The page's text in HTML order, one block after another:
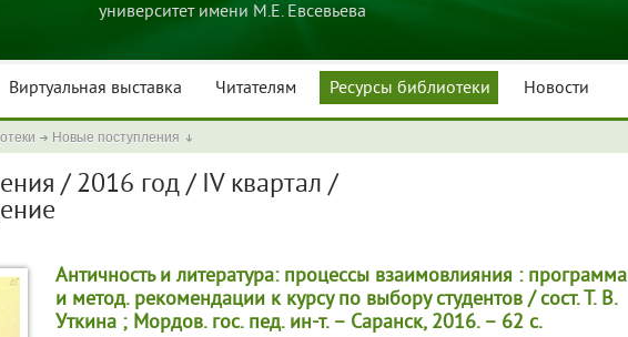
университет имени М.Е. Евсевьева
Виртуальная выставка Читателям Ресурсы библиотеки Новости
Новые поступления
/ 2016 год / IV квартал /
Античность и литература: процессы взаимовлияния : программа
и метод. рекомендации к курсу по выбору студентов / сост. Т. В.
Уткина ; Мордов. гос. пед. ин-т. – Саранск, 2016. – 62 с.